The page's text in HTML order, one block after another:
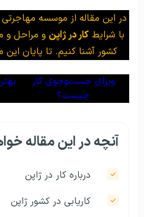
با شرایط کار در ژاپن و مراحل و
کشور آشنا کنیم. تا پایان
ویزای جست‌وجوی کار
چیست؟
آنچه در این مقاله
درباره کار در ژاپن
کاریابی در کشور ژاپن